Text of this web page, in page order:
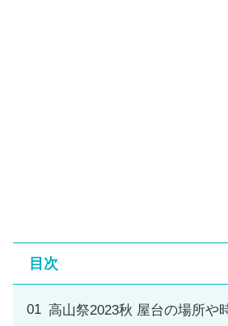
目次
高山祭2023秋 屋台の場所や